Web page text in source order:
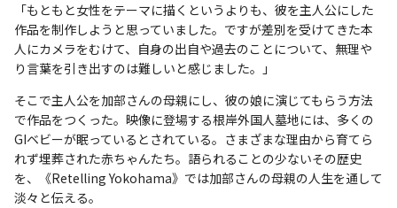
「もともと女性をテーマに描くというよりも、彼を主人公にした
作品を制作しようと思っていました。ですが差別を受けてきた本
人にカメラをむけて、自身の出自や過去のことについて、無理や
り言葉を引き出すのは難しいと感じました。」
そこで主人公を加部さんの母親にし、彼の娘に演じてもらう方法
で作品をつくった。映像に登場する根岸外国人墓地には、多くの
GIベビーが眠っているとされている。さまざまな理由から育てら
れず埋葬された赤ちゃんたち。語られることの少ないその歴史
を、《Retelling Yokohama》では加部さんの母親の人生を通して
淡々と伝える。